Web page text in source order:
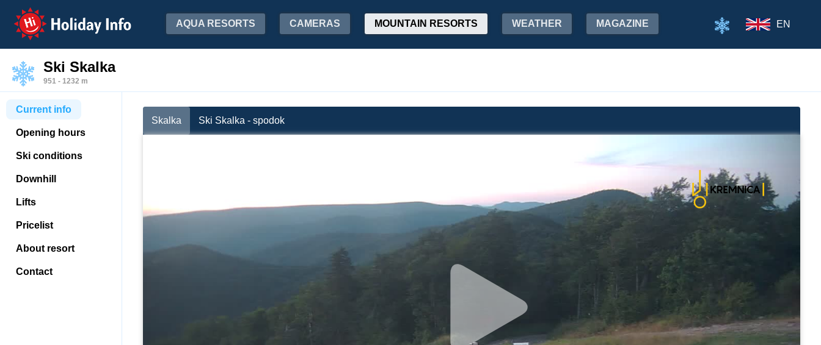
Holiday Info AQUA RESORTS CAMERAS MOUNTAIN RESORTS WEATHER MAGAZINE EN
Ski Skalka
951 - 1232 m
Current info
Opening hours
Ski conditions
Downhill
Lifts
Pricelist
About resort
Contact
Skalka Ski Skalka - spodok